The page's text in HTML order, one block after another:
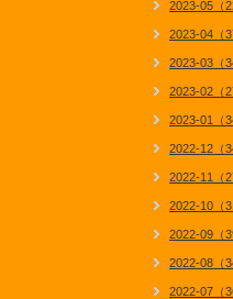
2023-05（
2023-04（
2023-03（
2023-02（
2023-01（
2022-12（
2022-11（
2022-10（
2022-09（
2022-08（
2022-07（